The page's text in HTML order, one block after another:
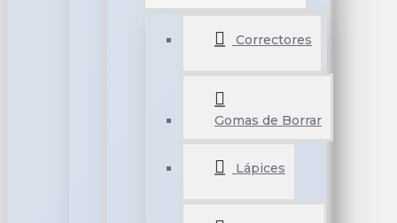
Correctores
Gomas de Borrar
Lápices